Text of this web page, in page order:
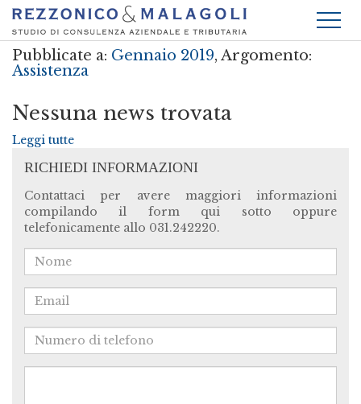
Pubblicate a: Gennaio 2019, Argomento:
Assistenza
Nessuna news trovata
Leggi tutte
RICHIEDI INFORMAZIONI
Contattaci per avere maggiori informazioni
compilando il form qui sotto oppure
telefonicamente allo 031.242220.